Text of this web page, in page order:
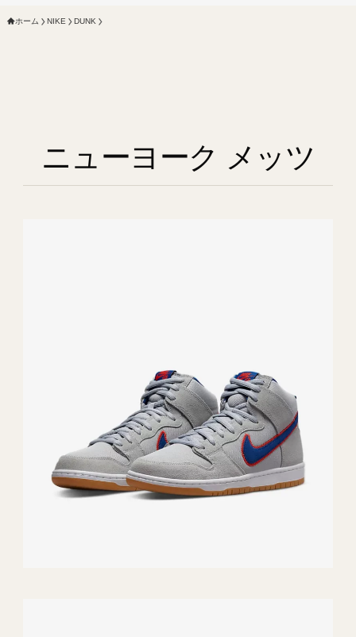
ホーム NIKE DUNK
ニューヨーク メッツ